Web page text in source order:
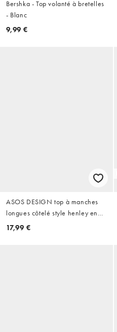
Bershka - Top volanté à bretelles
- Blanc
9,99 €
ASOS DESIGN top à manches
longues côtelé style henley en
ivoire
17,99 €